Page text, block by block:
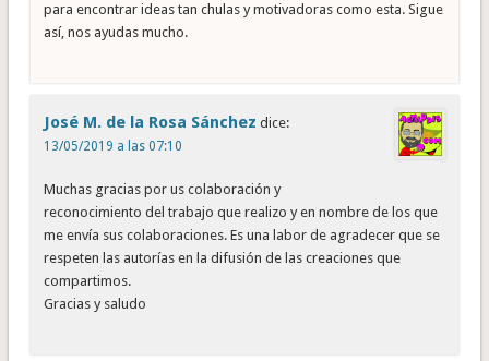
para encontrar ideas tan chulas y motivadoras como esta. Sigue
así, nos ayudas mucho.
José M. de la Rosa Sánchez dice:
13/05/2019 a las 07:10
Muchas gracias por us colaboración y
reconocimiento del trabajo que realizo y en nombre de los que
me envía sus colaboraciones. Es una labor de agradecer que se
respeten las autorías en la difusión de las creaciones que
compartimos.
Gracias y saludo